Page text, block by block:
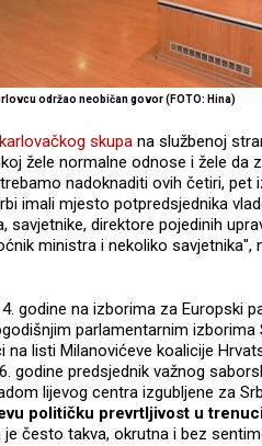
održao neobičan govor (FOTO: Hina)
skupa na službenoj
žele normalne odnose i žele da
nadoknaditi ovih četiri, pet
imali mjesto potpredsjednika
direktore pojedinih
ministra i nekoliko savjetnika",
godine na izborima za Europski
parlamentarnim izborima
listi Milanovićeve koalicije
godine predsjednik važnog
lijevog centra izgubljene za
političku prevrtljivost u
je često takva, okrutna i bez